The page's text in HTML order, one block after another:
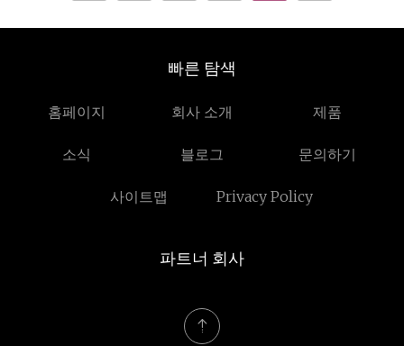
빠른 탐색
홈페이지 회사 소개 제품
소식 블로그 문의하기
사이트맵 Privacy Policy
파트너 회사